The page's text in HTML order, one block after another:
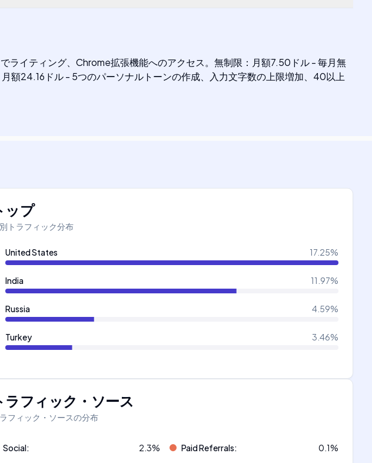
ライティング、Chrome拡張機能へのアクセス。無制限：月額7.50ドル - 毎月無
額24.16ドル - 5つのパーソナルトーンの作成、入力文字数の上限増加、40以上
ップ
トラフィック分布
United States 17.25%
India 11.97%
Russia 4.59%
Turkey 3.46%
ラフィック・ソース
ラフィック・ソースの分布
Social: 2.3% Paid Referrals: 0.1%